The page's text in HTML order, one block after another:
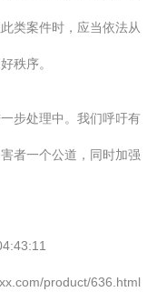
类案件时，应当依法从
秩序。
步处理中。我们呼吁有
者一个公道，同时加强
product/636.html